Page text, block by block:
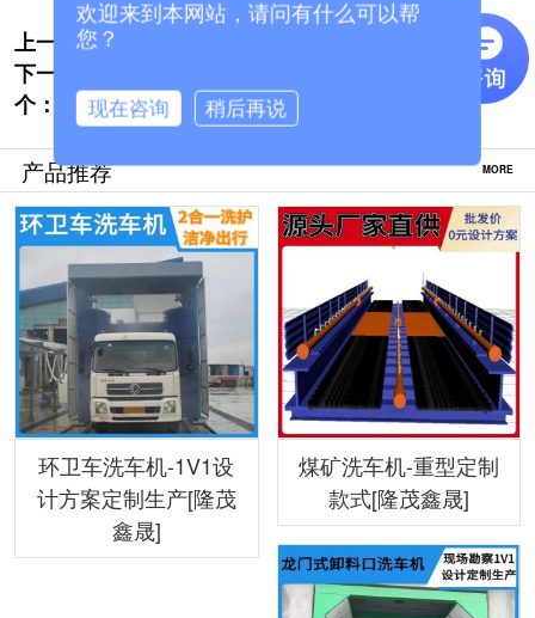
上一个: 搅拌站龙门洗车机生产商哪个质量好[隆茂鑫
下一
个：
钢厂龙门洗车机-直销厂家价钱更实惠[隆茂
鑫晟]
产品推荐 MORE
环卫车洗车机-1V1设
计方案定制生产[隆茂
鑫晟]
煤矿洗车机-重型定制
款式[隆茂鑫晟]
欢迎来到本网站，请问有什么可以帮
您？
现在咨询 稍后再说